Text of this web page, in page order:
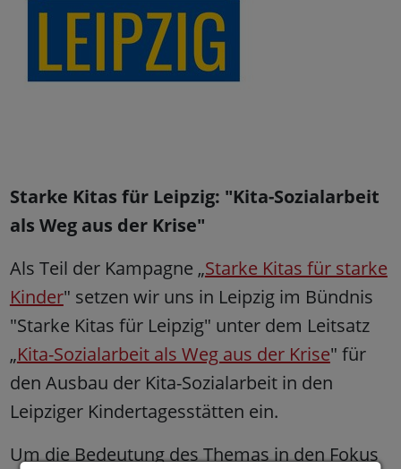
Starke Kitas für Leipzig: "Kita-Sozialarbeit
als Weg aus der Krise"
Als Teil der Kampagne „Starke Kitas für starke
Kinder" setzen wir uns in Leipzig im Bündnis
"Starke Kitas für Leipzig" unter dem Leitsatz
„Kita-Sozialarbeit als Weg aus der Krise" für
den Ausbau der Kita-Sozialarbeit in den
Leipziger Kindertagesstätten ein.
Um die Bedeutung des Themas in den Fokus